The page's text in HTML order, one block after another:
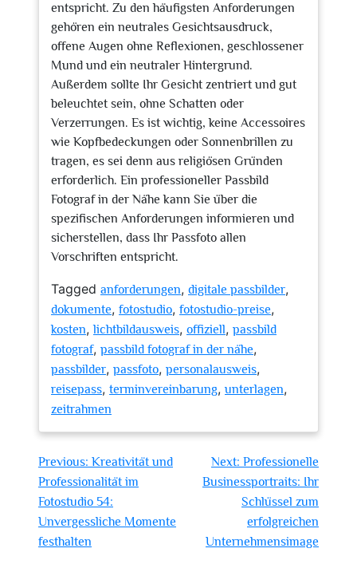
entspricht. Zu den häufigsten Anforderungen
gehören ein neutrales Gesichtsausdruck,
offene Augen ohne Reflexionen, geschlossener
Mund und ein neutraler Hintergrund.
Außerdem sollte Ihr Gesicht zentriert und gut
beleuchtet sein, ohne Schatten oder
Verzerrungen. Es ist wichtig, keine Accessoires
wie Kopfbedeckungen oder Sonnenbrillen zu
tragen, es sei denn aus religiösen Gründen
erforderlich. Ein professioneller Passbild
Fotograf in der Nähe kann Sie über die
spezifischen Anforderungen informieren und
sicherstellen, dass Ihr Passfoto allen
Vorschriften entspricht.
Tagged anforderungen, digitale passbilder,
dokumente, fotostudio, fotostudio-preise,
kosten,lichtbildausweis, offiziell, passbild
fotograf, passbild fotograf in der nähe,
passbilder, passfoto, personalausweis,
reisepass, terminvereinbarung, unterlagen,
zeitrahmen
Beitragsnavigation
Previous: Kreativität und
Professionalität im
Fotostudio 54:
Unvergessliche Momente
festhalten
Next: Professionelle
Businessportraits: Ihr
Schlüssel zum
erfolgreichen
Unternehmensimage